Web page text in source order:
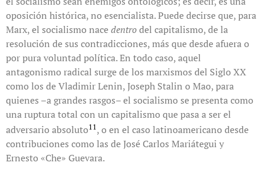
oposición histórica, no esencialista. Puede decirse que, para
Marx, el socialismo nacedentrodel capitalismo, de la
resolución de sus contradicciones, más que desde afuera o
por pura voluntad política. En todo caso, aquel
antagonismo radical surge de los marxismos del Siglo XX
como los de Vladimir Lenin, Joseph Stalin o Mao, para
quienes –a grandes rasgos– el socialismo se presenta como
una ruptura total con un capitalismo que pasa a ser el
adversario absoluto11, o en el caso latinoamericano desde
contribuciones como las de José Carlos Mariátegui y
Ernesto «Che» Guevara.